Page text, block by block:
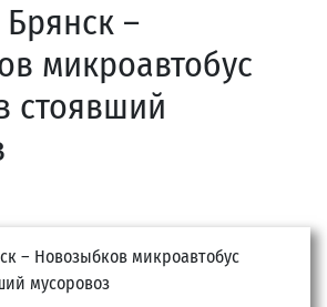
–
микроавтобус
стоявший